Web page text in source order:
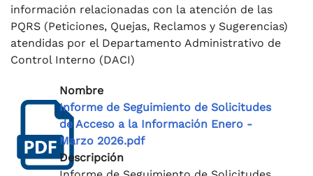
información relacionadas con la atención de las
PQRS (Peticiones, Quejas, Reclamos y Sugerencias)
atendidas por el Departamento Administrativo de
Control Interno (DACI)
Nombre
Informe de Seguimiento de Solicitudes
de Acceso a la Información Enero -
Marzo 2026.pdf
Descripción